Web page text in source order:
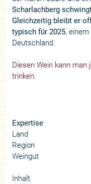
Scharlachberg
Gleichzeitig bleibt er
typisch für 2025,
Deutschland.
Diesen Wein kann
trinken.
Expertise
Land
Region
Weingut
Inhalt